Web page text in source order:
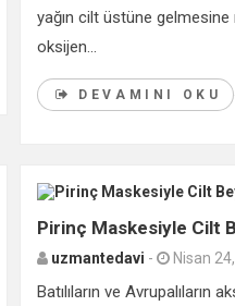
yağın cilt üstüne
oksijen...
DEVAMINI OKU
Pirinç Maskesiyle Cilt
uzmantedavi - Nisan
Batılıların ve Avrupalıların